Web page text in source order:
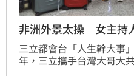
非洲外景太操 女主持
三立都會台「人生幹大事
年，三立攜手台灣大哥大